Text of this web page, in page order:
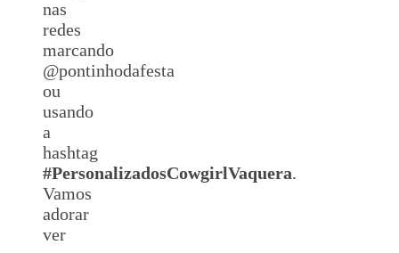
nas
redes
marcando
@pontinhodafesta
ou
usando
a
hashtag
#PersonalizadosCowgirlVaquera.
Vamos
adorar
ver